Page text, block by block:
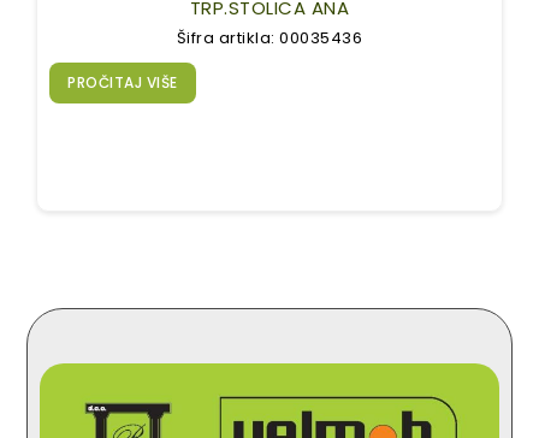
TRP.STOLICA ANA
Šifra artikla: 00035436
PROČITAJ VIŠE